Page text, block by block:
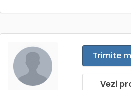
Trimite
Vezi